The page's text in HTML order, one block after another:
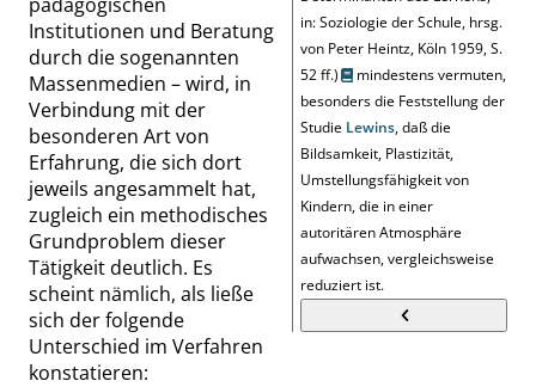
in: Soziologie der Schule, hrsg.
von Peter Heintz, Köln 1959, S.
52 ff.)
mindestens vermuten,
besonders die Feststellung der
Studie Lewins, daß die
Bildsamkeit, Plastizität,
Umstellungsfähigkeit von
Kindern, die in einer
autoritären Atmosphäre
aufwachsen, vergleichsweise
reduziert ist.
Institutionen und Beratung
durch die sogenannten
Massenmedien – wird, in
Verbindung mit der
besonderen Art von
Erfahrung, die sich dort
jeweils angesammelt hat,
zugleich ein methodisches
Grundproblem dieser
Tätigkeit deutlich. Es
scheint nämlich, als ließe
sich der folgende
Unterschied im Verfahren
konstatieren: